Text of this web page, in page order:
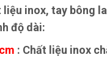
inox, tay bông
độ dài:
: Chất liệu inox